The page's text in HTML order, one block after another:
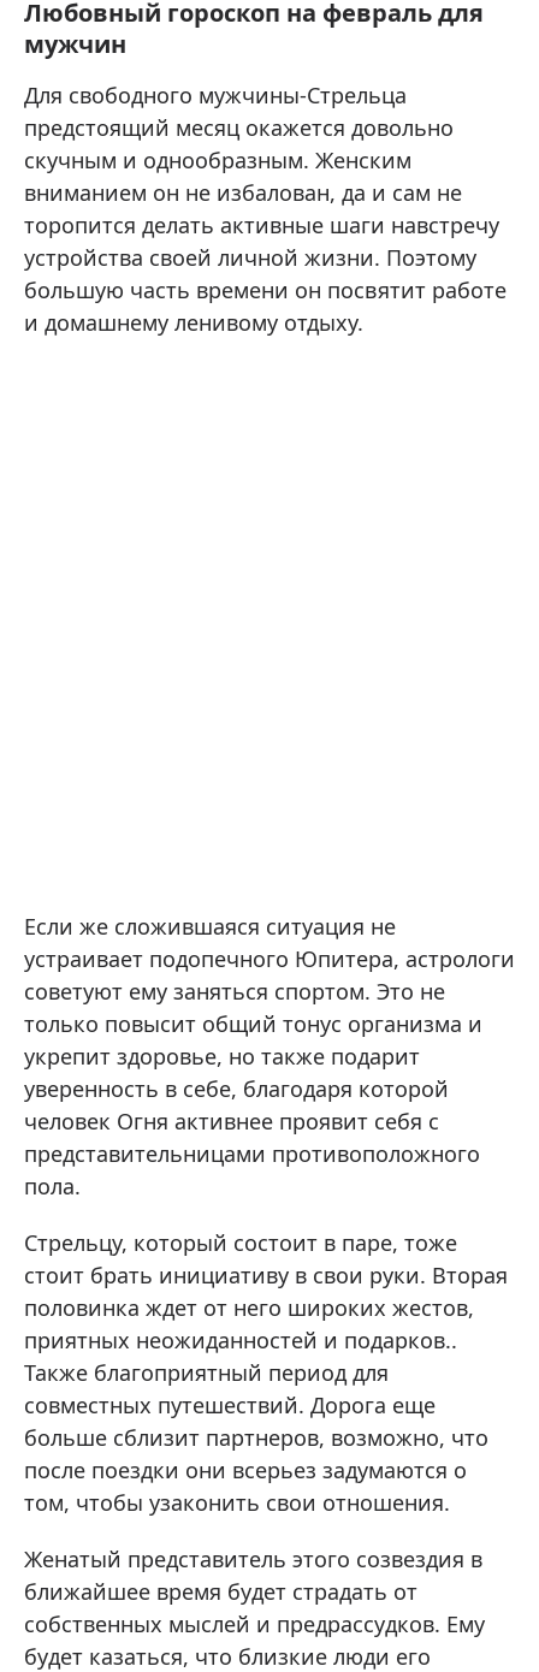
Любовный гороскоп на февраль для
мужчин
Для свободного мужчины-Стрельца
предстоящий месяц окажется довольно
скучным и однообразным. Женским
вниманием он не избалован, да и сам не
торопится делать активные шаги навстречу
устройства своей личной жизни. Поэтому
большую часть времени он посвятит работе
и домашнему ленивому отдыху.
Если же сложившаяся ситуация не
устраивает подопечного Юпитера, астрологи
советуют ему заняться спортом. Это не
только повысит общий тонус организма и
укрепит здоровье, но также подарит
уверенность в себе, благодаря которой
человек Огня активнее проявит себя с
представительницами противоположного
пола.
Стрельцу, который состоит в паре, тоже
стоит брать инициативу в свои руки. Вторая
половинка ждет от него широких жестов,
приятных неожиданностей и подарков..
Также благоприятный период для
совместных путешествий. Дорога еще
больше сблизит партнеров, возможно, что
после поездки они всерьез задумаются о
том, чтобы узаконить свои отношения.
Женатый представитель этого созвездия в
ближайшее время будет страдать от
собственных мыслей и предрассудков. Ему
будет казаться, что близкие люди его